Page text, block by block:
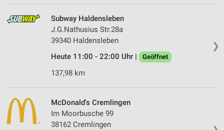
❯
Subway Haldensleben
J.G.Nathusius Str.28a
39340 Haldensleben
Heute 11:00 - 22:00 Uhr |
Geöffnet
137,98 km
McDonald's Cremlingen
Im Moorbusche 99
38162 Cremlingen